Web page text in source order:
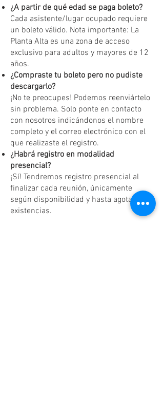
¿A partir de qué edad se paga boleto?
Cada asistente/lugar ocupado requiere
un boleto válido. Nota importante: La
Planta Alta es una zona de acceso
exclusivo para adultos y mayores de 12
años.
¿Compraste tu boleto pero no pudiste
descargarlo?
¡No te preocupes! Podemos reenviártelo
sin problema. Solo ponte en contacto
con nosotros indicándonos el nombre
completo y el correo electrónico con el
que realizaste el registro.
¿Habrá registro en modalidad
presencial?
¡Sí! Tendremos registro presencial al
finalizar cada reunión, únicamente
según disponibilidad y hasta agotar
existencias.